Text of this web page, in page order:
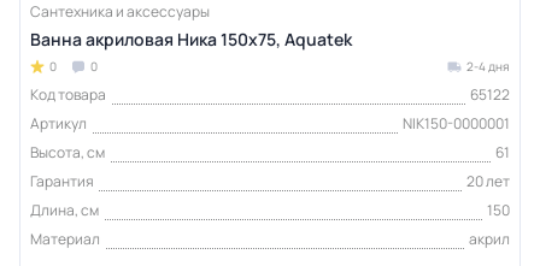
Сантехника и аксессуары
Ванна акриловая Ника 150х75, Aquatek
0 0 2-4 дня
Код товара
65122
Артикул
NIK150-0000001
Высота, см
61
Гарантия
20 лет
Длина, см
150
Материал
акрил